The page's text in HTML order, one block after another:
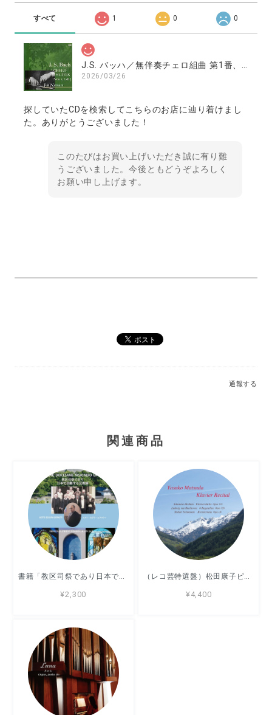
すべて 1 0 0
2026/03/26
探していたCDを検索してこちらのお店に辿り着けまし
た。ありがとうございました！
このたびはお買い上げいただき誠に有り難
うございました。今後ともどうぞよろしく
お願い申し上げます。
通報する
関連商品
書籍「教区司祭であり日本で活動する宣教師」フスト・セグラ著
¥2,300
（レコ芸特選盤）松田康子ピアノリサイタル2022 音の探検
¥4,400